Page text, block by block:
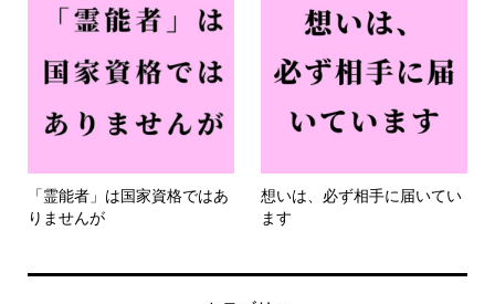
「霊能者」は国家資格ではあ
りませんが
想いは、必ず相手に届いてい
ます